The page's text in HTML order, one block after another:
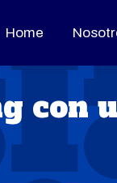
Home
con
Home